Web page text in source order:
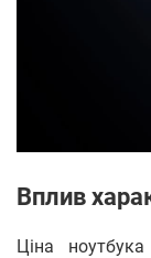
Вплив
Ціна